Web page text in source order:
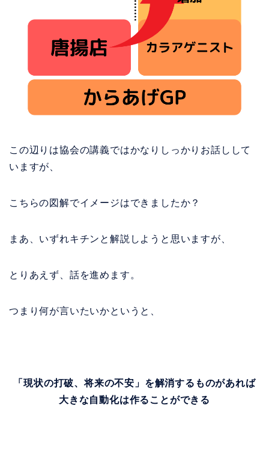
この辺りは協会の講義ではかなりしっかりお話しして
いますが、
こちらの図解でイメージはできましたか？
まあ、いずれキチンと解説しようと思いますが、
とりあえず、話を進めます。
つまり何が言いたいかというと、
「現状の打破、将来の不安」を解消するものがあれば
大きな自動化は作ることができる